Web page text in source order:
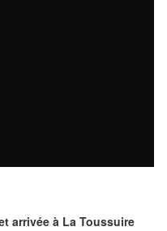
arrivée à La Toussuire